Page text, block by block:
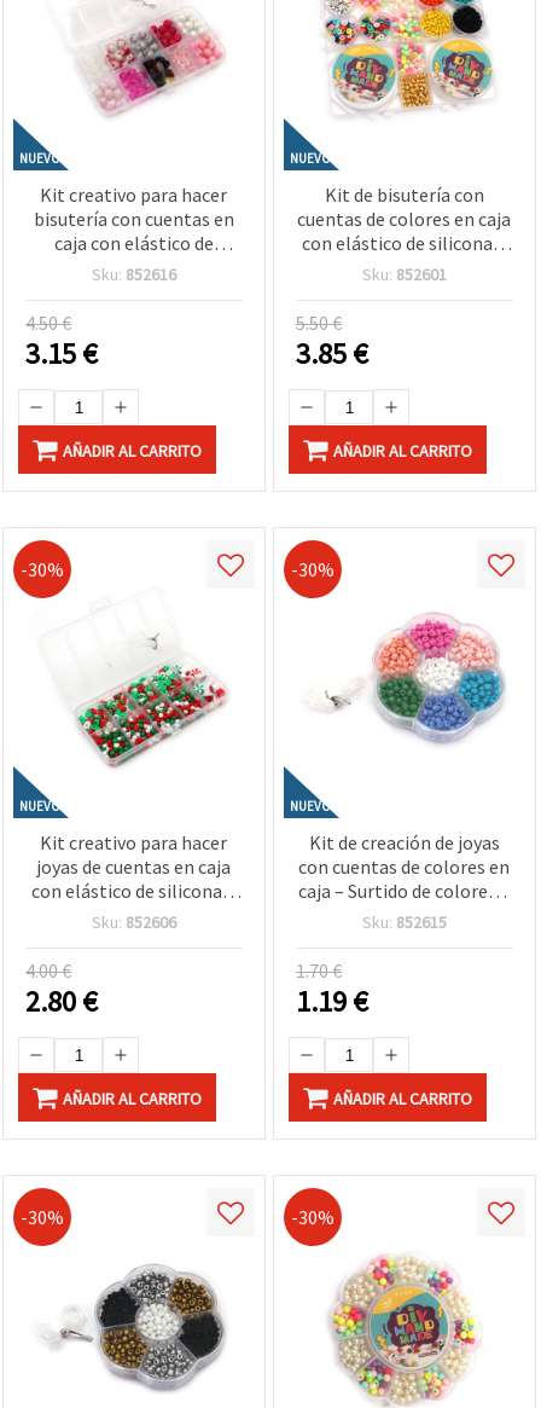
NUEVO
Kit creativo para hacer
bisutería con cuentas en
caja con elástico de
silicona – surtido de
Sku: 852616
4.50 €
3.15€
AÑADIR AL CARRITO
NUEVO
Kit de bisutería con
cuentas de colores en caja
con elástico de silicona –
Colores surtidos – Ideal
infantiles y creación de
joyas DIY
Sku: 852601
5.50 €
3.85€
AÑADIR AL CARRITO
-30%
NUEVO
Kit creativo para hacer
joyas de cuentas en caja
con elástico de silicona –
colores blanco, verde y
Sku: 852606
4.00 €
2.80€
AÑADIR AL CARRITO
-30%
NUEVO
Kit de creación de joyas
con cuentas de colores en
caja – Surtido de colores –
Ideal para manualidades
Sku: 852615
1.70 €
1.19€
AÑADIR AL CARRITO
-30% -30%